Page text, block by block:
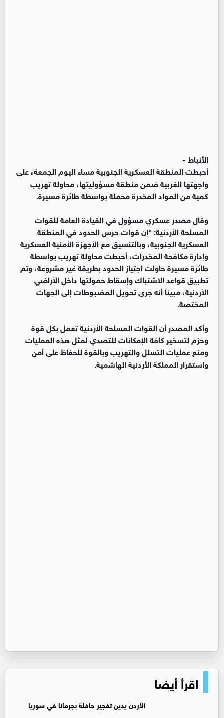
الأنباط -
أحبطت المنطقة العسكرية الجنوبية مساء اليوم الجمعة، على
واجهتها الغربية ضمن منطقة مسؤوليتها، محاولة تهريب
كمية من المواد المخدرة محملة بواسطة طائرة مسيرة.
وقال مصدر عسكري مسؤول في القيادة العامة للقوات
المسلحة الأردنية: "إن قوات حرس الحدود في المنطقة
العسكرية الجنوبية، وبالتنسيق مع الأجهزة الأمنية العسكرية
وإدارة مكافحة المخدرات، أحبطت محاولة تهريب بواسطة
طائرة مسيرة حاولت اجتياز الحدود بطريقة غير مشروعة، وتم
تطبيق قواعد الاشتباك وإسقاط حمولتها داخل الأراضي
الأردنية، مبيناً أنه جرى تحويل المضبوطات إلى الجهات
المختصة.
وأكد المصدر أن القوات المسلحة الأردنية تعمل بكل قوة
وحزم لتسخير كافة الإمكانات للتصدي لمثل هذه العمليات
ومنع عمليات التسلل والتهريب وبالقوة للحفاظ على أمن
واستقرار المملكة الأردنية الهاشمية.
اقرأ أيضا
الأردن يدين تفجير حافلة بجرمانا في سوريا